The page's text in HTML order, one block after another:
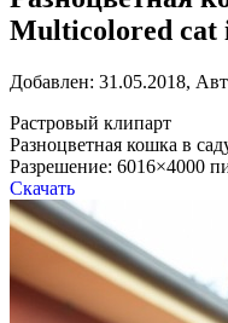
Multicolored cat
Добавлен: 31.05.2018,
Растровый клипарт
Разноцветная кошка в
Разрешение: 6016×4000
Скачать